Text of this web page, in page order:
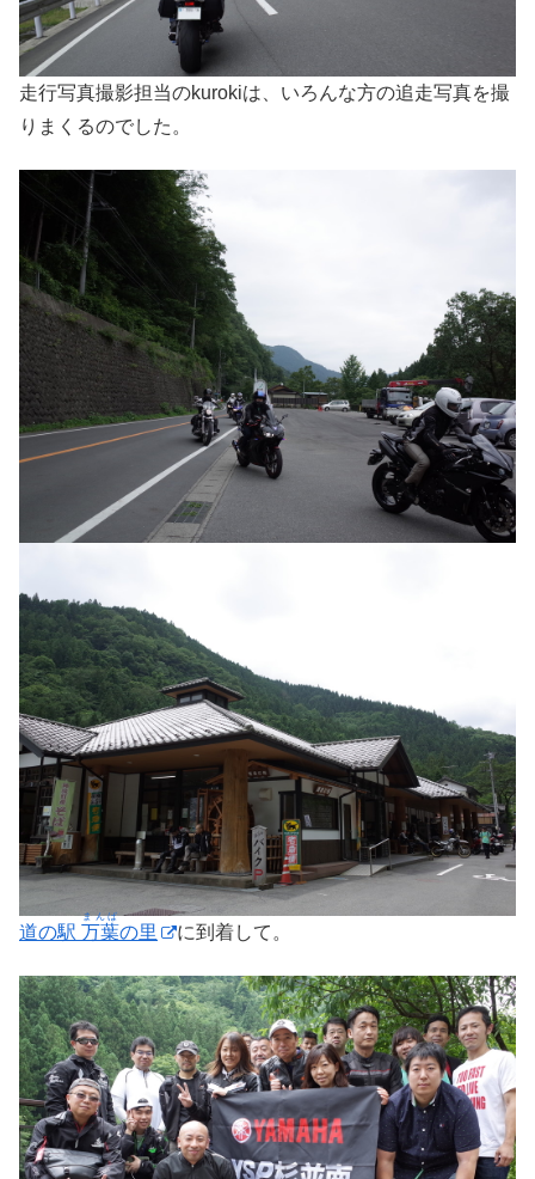
走行写真撮影担当のkurokiは、いろんな方の追走写真を撮
りまくるのでした。
道の駅 万葉
まんば
の里 に到着して。